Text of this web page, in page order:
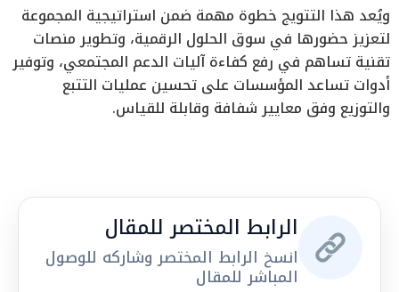
ويُعد هذا التتويج خطوة مهمة ضمن استراتيجية المجموعة
لتعزيز حضورها في سوق الحلول الرقمية، وتطوير منصات
تقنية تساهم في رفع كفاءة آليات الدعم المجتمعي، وتوفير
أدوات تساعد المؤسسات على تحسين عمليات التتبع
والتوزيع وفق معايير شفافة وقابلة للقياس.
الرابط المختصر للمقال
انسخ الرابط المختصر وشاركه للوصول
المباشر للمقال